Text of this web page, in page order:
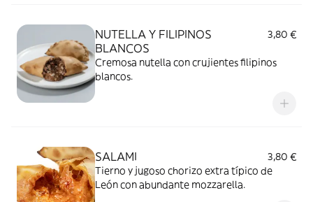
NUTELLA Y FILIPINOS
BLANCOS
3,80 €
Cremosa nutella con crujientes filipinos
blancos.
SALAMI
3,80 €
Tierno y jugoso chorizo extra típico de
León con abundante mozzarella.